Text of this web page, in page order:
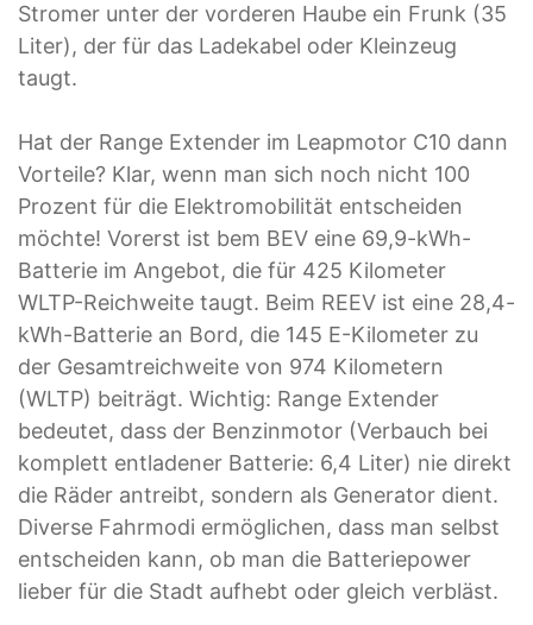
Stromer unter der vorderen Haube ein Frunk (35
Liter), der für das Ladekabel oder Kleinzeug
taugt.
Hat der Range Extender im Leapmotor C10 dann
Vorteile? Klar, wenn man sich noch nicht 100
Prozent für die Elektromobilität entscheiden
möchte! Vorerst ist bem BEV eine 69,9-kWh-
Batterie im Angebot, die für 425 Kilometer
WLTP-Reichweite taugt. Beim REEV ist eine 28,4-
kWh-Batterie an Bord, die 145 E-Kilometer zu
der Gesamtreichweite von 974 Kilometern
(WLTP) beiträgt. Wichtig: Range Extender
bedeutet, dass der Benzinmotor (Verbauch bei
komplett entladener Batterie: 6,4 Liter) nie direkt
die Räder antreibt, sondern als Generator dient.
Diverse Fahrmodi ermöglichen, dass man selbst
entscheiden kann, ob man die Batteriepower
lieber für die Stadt aufhebt oder gleich verbläst.